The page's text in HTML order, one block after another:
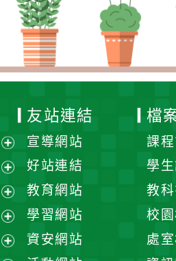
展
選
單
展
選
單
展
選
展
友站連結
宣導網站
好站連結
教育網站
學習網站
資安網站
檔
課
學
教
校
處